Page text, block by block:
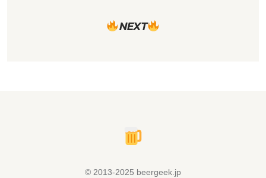
NEXT
© 2013-2025 beergeek.jp